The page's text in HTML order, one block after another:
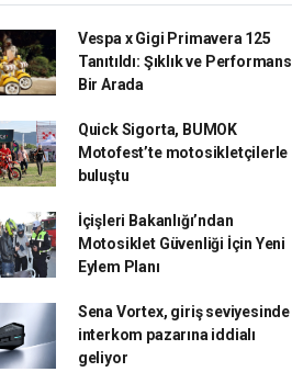
Vespa x Gigi Primavera 125
Tanıtıldı: Şıklık ve Performans
Bir Arada
Quick Sigorta, BUMOK
Motofest’te motosikletçilerle
buluştu
İçişleri Bakanlığı’ndan
Motosiklet Güvenliği İçin Yeni
Eylem Planı
Sena Vortex, giriş seviyesinde
interkom pazarına iddialı
geliyor